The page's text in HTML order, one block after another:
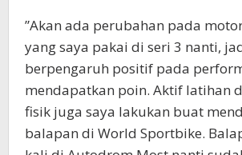
”Akan ada perubahan pada
yang saya pakai di seri 3 nanti,
berpengaruh positif pada
mendapatkan poin. Aktif latihan
fisik juga saya lakukan buat
balapan di World Sportbike.